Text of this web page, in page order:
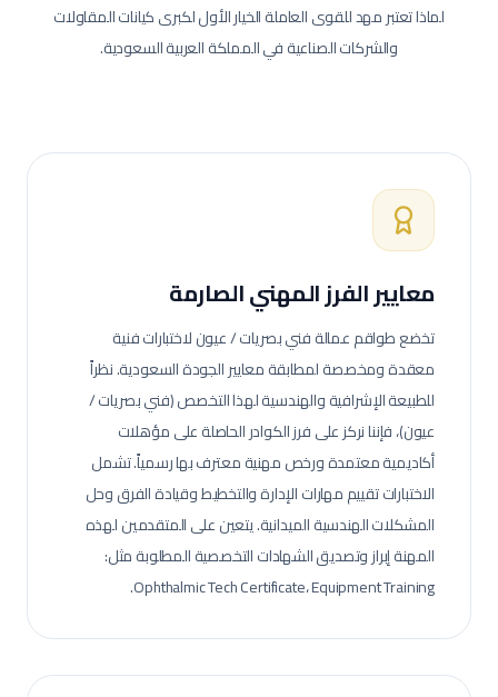
لماذا تعتبر مهد للقوى العاملة الخيار الأول لكبرى كيانات المقاولات
والشركات الصناعية في المملكة العربية السعودية.
معايير الفرز المهني الصارمة
تخضع طواقم عمالةفني بصريات / عيونلاختبارات فنية
معقدة ومخصصة لمطابقة معايير الجودة السعودية.نظراً
للطبيعة الإشرافية والهندسية لهذا التخصص (فني بصريات /
عيون)، فإننا نركز على فرز الكوادر الحاصلة على مؤهلات
أكاديمية معتمدة ورخص مهنية معترف بها رسمياً. تشمل
الاختبارات تقييم مهارات الإدارة والتخطيط وقيادة الفرق وحل
المشكلات الهندسية الميدانية.يتعين على المتقدمين لهذه
المهنة إبراز وتصديق الشهادات التخصصية المطلوبة مثل:
Ophthalmic Tech Certificate، Equipment Training.